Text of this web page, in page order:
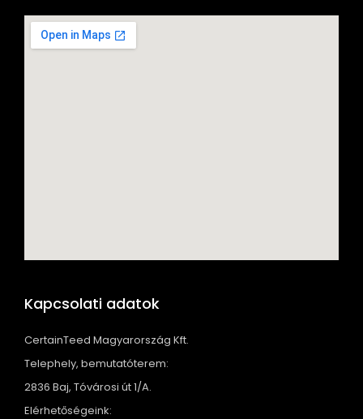
Kapcsolati adatok
CertainTeed Magyarország Kft.
Telephely, bemutatóterem:
2836 Baj, Tóvárosi út 1/A.
Elérhetőségeink: